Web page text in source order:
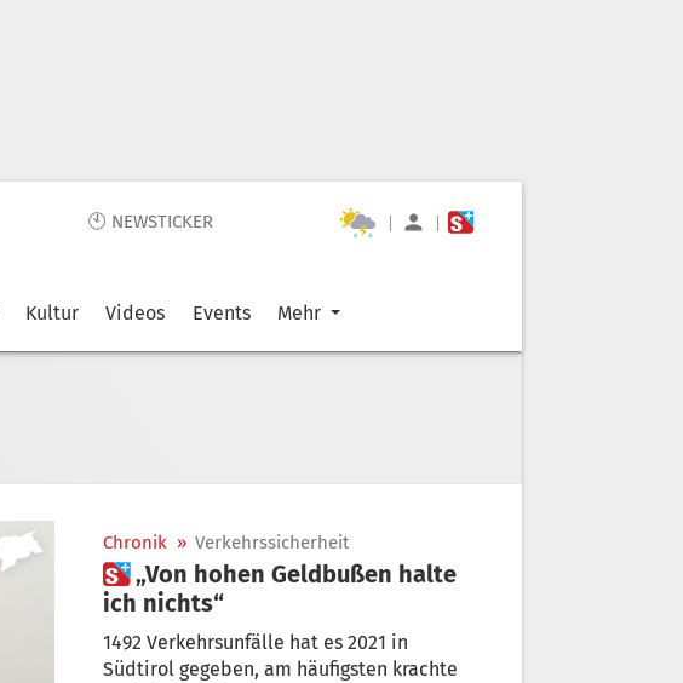
🕙 NEWSTICKER | |
Kultur Videos Events Mehr
Chronik » Verkehrssicherheit
 „Von hohen Geldbußen halte
ich nichts“
1492 Verkehrsunfälle hat es 2021 in
Südtirol gegeben, am häufigsten krachte